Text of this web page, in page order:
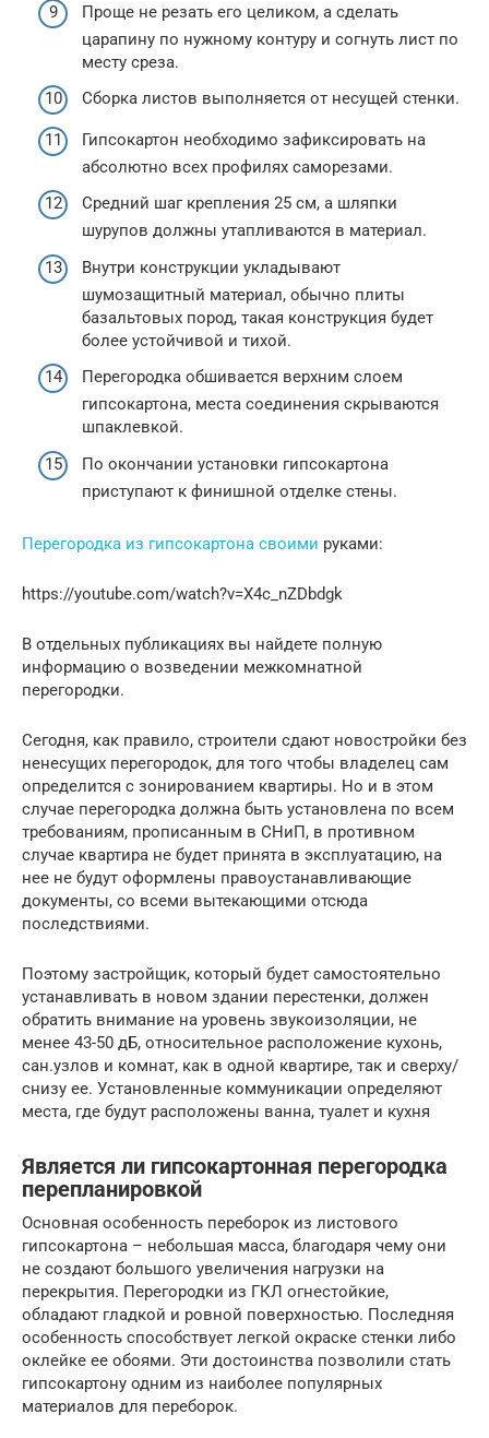
Проще не резать его целиком, а сделать
царапину по нужному контуру и согнуть лист по
месту среза.
Сборка листов выполняется от несущей стенки.
Гипсокартон необходимо зафиксировать на
абсолютно всех профилях саморезами.
Средний шаг крепления 25 см, а шляпки
шурупов должны утапливаются в материал.
Внутри конструкции укладывают
шумозащитный материал, обычно плиты
базальтовых пород, такая конструкция будет
более устойчивой и тихой.
Перегородка обшивается верхним слоем
гипсокартона, места соединения скрываются
шпаклевкой.
По окончании установки гипсокартона
приступают к финишной отделке стены.
Перегородка из гипсокартона своими руками:
https://youtube.com/watch?v=X4c_nZDbdgk
В отдельных публикациях вы найдете полную
информацию о возведении межкомнатной
перегородки.
Сегодня, как правило, строители сдают новостройки без
ненесущих перегородок, для того чтобы владелец сам
определится с зонированием квартиры. Но и в этом
случае перегородка должна быть установлена по всем
требованиям, прописанным в СНиП, в противном
случае квартира не будет принята в эксплуатацию, на
нее не будут оформлены правоустанавливающие
документы, со всеми вытекающими отсюда
последствиями.
Поэтому застройщик, который будет самостоятельно
устанавливать в новом здании перестенки, должен
обратить внимание на уровень звукоизоляции, не
менее 43-50 дБ, относительное расположение кухонь,
сан.узлов и комнат, как в одной квартире, так и сверху/
снизу ее. Установленные коммуникации определяют
места, где будут расположены ванна, туалет и кухня
Является ли гипсокартонная перегородка
перепланировкой
Основная особенность переборок из листового
гипсокартона – небольшая масса, благодаря чему они
не создают большого увеличения нагрузки на
перекрытия. Перегородки из ГКЛ огнестойкие,
обладают гладкой и ровной поверхностью. Последняя
особенность способствует легкой окраске стенки либо
оклейке ее обоями. Эти достоинства позволили стать
гипсокартону одним из наиболее популярных
материалов для переборок.